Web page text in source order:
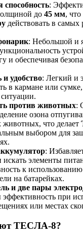
:
до 45 мм, что
действовать в самых
: Небольшой и
и обеспечивая
удобство: Легкий и
в кармане или
против животных:
озона
животных, что делает
выбором для
:
искать элементы
к
на батарейках.
и две пары
эффективность при
или местах
ТЕСЛА-8?